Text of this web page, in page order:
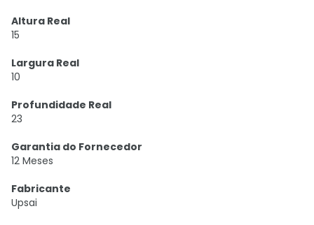
Altura Real
15
Largura Real
10
Profundidade Real
23
Garantia do Fornecedor
12 Meses
Fabricante
Upsai